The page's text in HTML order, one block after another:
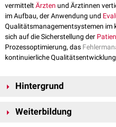
vermitteltÄrzten und Ärztinnen
im Aufbau, der Anwendung und
Qualitätsmanagementsystemen im
sich auf die Sicherstellung der
Prozessoptimierung, das
kontinuierliche
Hintergrund
Jahrzehnten zunehmend an
Weiterbildung